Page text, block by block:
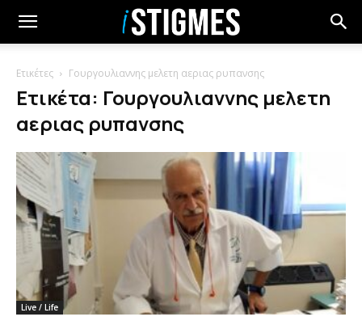
Ετικέτες Γουργουλιαννης μελετη αεριας ρυπανσης
Ετικέτα: Γουργουλιαννης μελετη
αεριας ρυπανσης
Live / Life